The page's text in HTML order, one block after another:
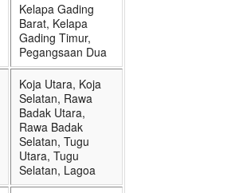
Kelapa Gading
Barat, Kelapa
Gading Timur,
Pegangsaan Dua
Koja Utara, Koja
Selatan, Rawa
Badak Utara,
Rawa Badak
Selatan, Tugu
Utara, Tugu
Selatan, Lagoa